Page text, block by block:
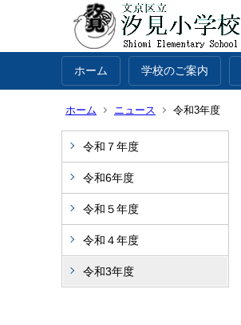
ホーム 学校のご案内
ホーム ニュース 令和3年度
令和７年度
令和6年度
令和５年度
令和４年度
令和3年度